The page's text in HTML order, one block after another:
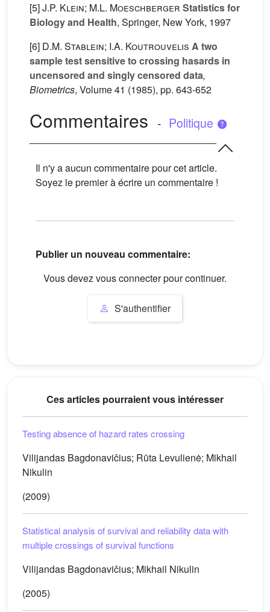
[5]J.P. Klein; M.L. Moeschberger Statistics for
Biology and Health, Springer, New York, 1997
[6] D.M. Stablein; I.A. Koutrouvelis A two
sample test sensitive to crossing hasards in
uncensored and singly censored data,
Biometrics, Volume 41 (1985), pp. 643-652
Commentaires - Politique
Il n'y a aucun commentaire pour cet article.
Soyez le premier à écrire un commentaire !
Publier un nouveau commentaire:
Vous devez vous connecter pour continuer.
S'authentifier
Ces articles pourraient vous intéresser
Testing absence of hazard rates crossing
Vilijandas Bagdonavičius; Rūta Levulienė; Mikhail
Nikulin
(2009)
Statistical analysis of survival and reliability data with
multiple crossings of survival functions
Vilijandas Bagdonavičius; Mikhail Nikulin
(2005)